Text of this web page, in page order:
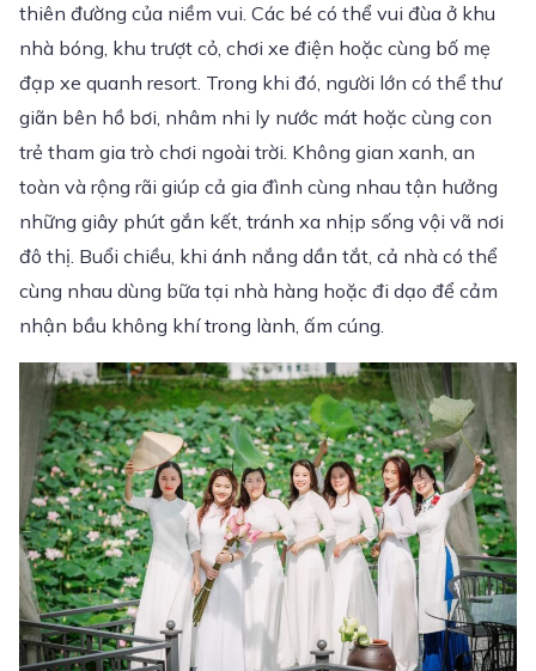
thiên đường của niềm vui. Các bé có thể vui đùa ở khu
nhà bóng, khu trượt cỏ, chơi xe điện hoặc cùng bố mẹ
đạp xe quanh resort. Trong khi đó, người lớn có thể thư
giãn bên hồ bơi, nhâm nhi ly nước mát hoặc cùng con
trẻ tham gia trò chơi ngoài trời. Không gian xanh, an
toàn và rộng rãi giúp cả gia đình cùng nhau tận hưởng
những giây phút gắn kết, tránh xa nhịp sống vội vã nơi
đô thị. Buổi chiều, khi ánh nắng dần tắt, cả nhà có thể
cùng nhau dùng bữa tại nhà hàng hoặc đi dạo để cảm
nhận bầu không khí trong lành, ấm cúng.